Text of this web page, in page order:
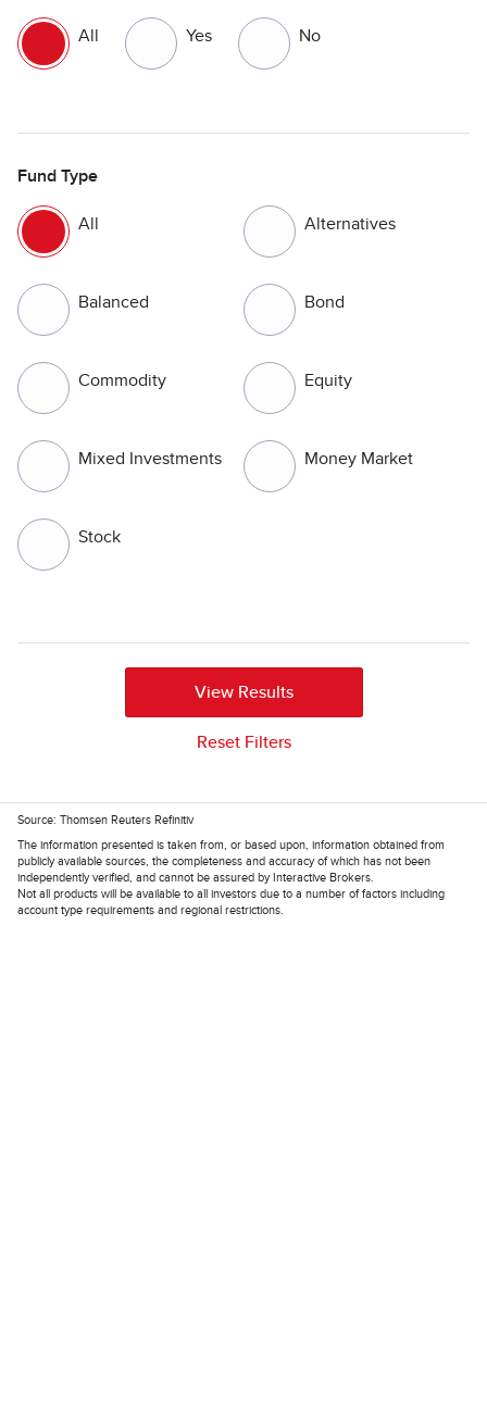
All Yes No
Fund Type
All Alternatives
Balanced Bond
Commodity Equity
Mixed Investments Money Market
Stock
View Results
Reset Filters
Source: Thomsen Reuters Refinitiv
The information presented is taken from, or based upon, information obtained from
publicly available sources, the completeness and accuracy of which has not been
independently verified, and cannot be assured by Interactive Brokers.
Not all products will be available to all investors due to a number of factors including
account type requirements and regional restrictions.